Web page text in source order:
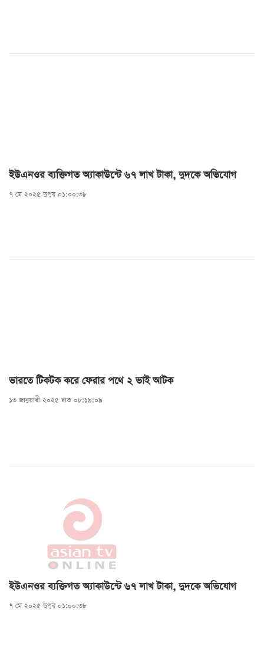
ইউএনওর ব্যক্তিগত অ্যাকাউন্টে ৬৭ লাখ টাকা, দুদকে অভিযোগ
৭ মে ২০২৫ দুপুর ০১:০০:৩৮
ভারতে টিকটক করে ফেরার পথে ২ ভাই আটক
১৩ জানুয়ারী ২০২৫ রাত ০৮:১৯:০৯
ইউএনওর ব্যক্তিগত অ্যাকাউন্টে ৬৭ লাখ টাকা, দুদকে অভিযোগ
৭ মে ২০২৫ দুপুর ০১:০০:৩৮